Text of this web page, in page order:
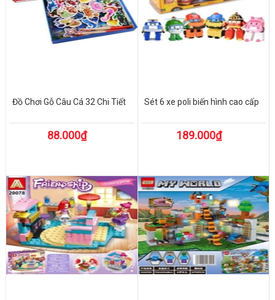
Đồ Chơi Gỗ Câu Cá 32 Chi Tiết
88.000₫
Sét 6 xe poli biến hình cao cấp
189.000₫